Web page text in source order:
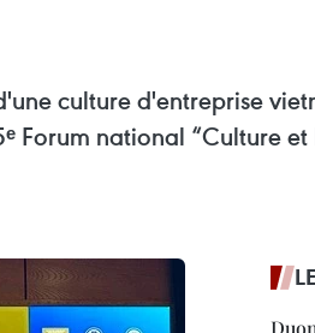
culture d'entreprise
Forum national “Culture et